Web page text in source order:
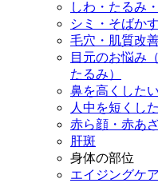
しわ・たるみ
シミ・そばか
毛穴・肌質改
目元のお悩み
たるみ）
鼻を高くした
人中を短くし
赤ら顔・赤あ
肝斑
身体の部位
エイジングケ